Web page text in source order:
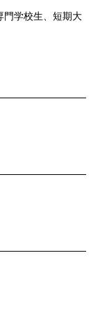
門学校生、短期大